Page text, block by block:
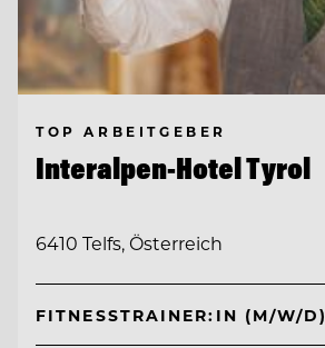
TOP ARBEITGEBER
Interalpen-Hotel Tyrol
6410 Telfs, Österreich
FITNESSTRAINER:IN (M/W/D)